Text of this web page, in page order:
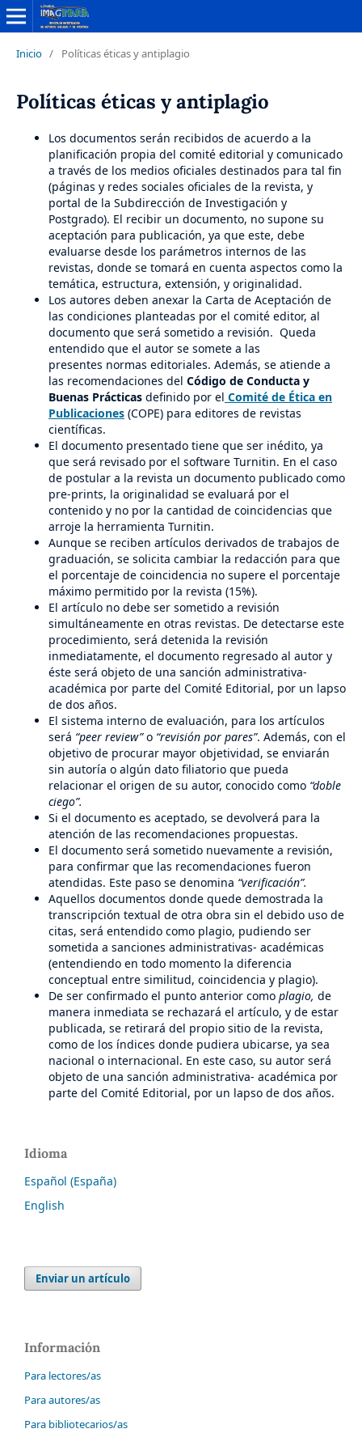
Inicio / Políticas éticas y antiplagio
Políticas éticas y antiplagio
Los documentos serán recibidos de acuerdo a la
planificación propia del comité editorial y comunicado
a través de los medios oficiales destinados para tal fin
(páginas y redes sociales oficiales de la revista, y
portal de la Subdirección de Investigación y
Postgrado). El recibir un documento, no supone su
aceptación para publicación, ya que este, debe
evaluarse desde los parámetros internos de las
revistas, donde se tomará en cuenta aspectos como la
temática, estructura, extensión, y originalidad.
Los autores deben anexar la Carta de Aceptación de
las condiciones planteadas por el comité editor, al
documento que será sometido a revisión. Queda
entendido que el autor se somete a las
presentes normas editoriales. Además, se atiende a
las recomendaciones del Código de Conducta y
Buenas Prácticasdefinido por el Comité de Ética en
Publicaciones(COPE) para editores de revistas
científicas.
El documento presentado tiene que ser inédito, ya
que será revisado por el software Turnitin. En el caso
de postular a la revista un documento publicado como
pre-prints, la originalidad se evaluará por el
contenido y no por la cantidad de coincidencias que
arroje la herramienta Turnitin.
Aunque se reciben artículos derivados de trabajos de
graduación, se solicita cambiar la redacción para que
el porcentaje de coincidencia no supere el porcentaje
máximo permitido por la revista (15%).
El artículo no debe ser sometido a revisión
simultáneamente en otras revistas. De detectarse este
procedimiento, será detenida la revisión
inmediatamente, el documento regresado al autor y
éste será objeto de una sanción administrativa-
académica por parte del Comité Editorial, por un lapso
de dos años.
El sistema interno de evaluación, para los artículos
será “peer review”o “revisión por pares”. Además, con el
objetivo de procurar mayor objetividad, se enviarán
sin autoría o algún dato filiatorio que pueda
relacionar el origen de su autor, conocido como “doble
ciego”.
Si el documento es aceptado, se devolverá para la
atención de las recomendaciones propuestas.
El documento será sometido nuevamente a revisión,
para confirmar que las recomendaciones fueron
atendidas. Este paso se denomina “verificación”.
Aquellos documentos donde quede demostrada la
transcripción textual de otra obra sin el debido uso de
citas, será entendido como plagio, pudiendo ser
sometida a sanciones administrativas- académicas
(entendiendo en todo momento la diferencia
conceptual entre similitud, coincidencia y plagio).
De ser confirmado el punto anterior como plagio, de
manera inmediata se rechazará el artículo, y de estar
publicada, se retirará del propio sitio de la revista,
como de los índices donde pudiera ubicarse, ya sea
nacional o internacional. En este caso, su autor será
objeto de una sanción administrativa- académica por
parte del Comité Editorial, por un lapso de dos años.
Idioma
Español (España)
English
Enviar un artículo
Información
Para lectores/as
Para autores/as
Para bibliotecarios/as